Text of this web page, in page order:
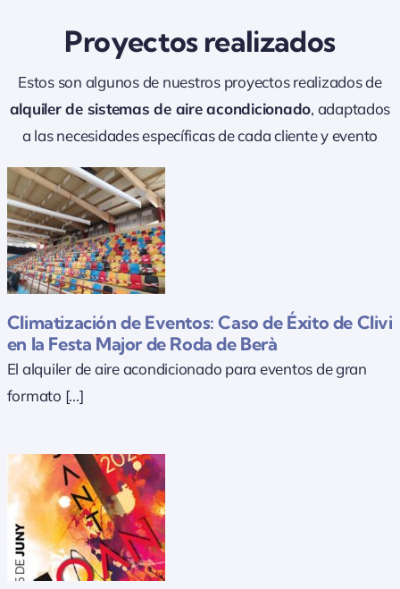
Proyectos realizados
Estos son algunos de nuestros proyectos realizados de
alquiler de sistemas de aire acondicionado, adaptados
a las necesidades específicas de cada cliente y evento
Climatización de Eventos: Caso de Éxito de Clivi
en la Festa Major de Roda de Berà
El alquiler de aire acondicionado para eventos de gran
formato [...]